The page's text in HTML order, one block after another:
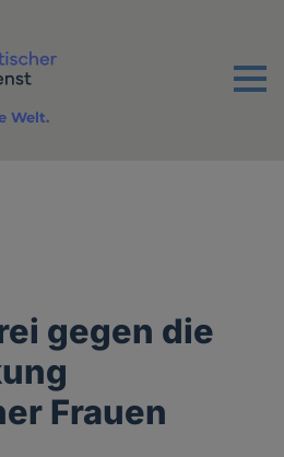
Menu
Welt.
gegen die
Frauen